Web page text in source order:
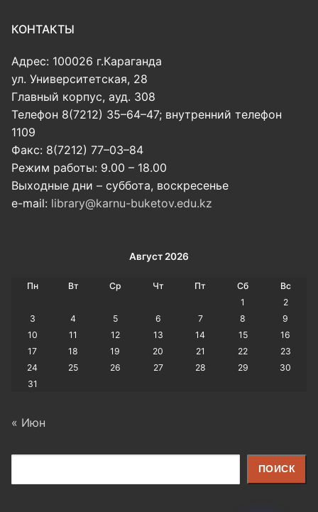
КОНТАКТЫ
Адрес: 100026 г.Караганда
ул. Университетская, 28
Главный корпус, ауд. 308
Телефон 8(7212) 35–64–47; внутренний телефон
1109
Факс: 8(7212) 77–03–84
Режим работы: 9.00 – 18.00
Выходные дни – суббота, воскресенье
e-mail: library@karnu-buketov.edu.kz
Август 2026
Пн Вт Ср Чт Пт Сб
Вс
1
2
3
4 5 6 7 8
9
10
11 12 13 14 15
16
17
18 19 20 21 22
23
24
25 26 27 28 29
30
31
« Июн
ПОИСК